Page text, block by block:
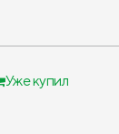
Уже купил